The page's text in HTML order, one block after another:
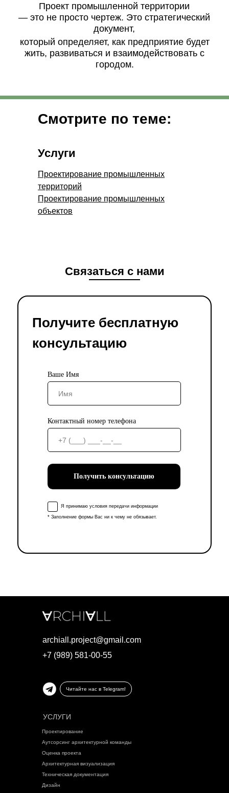
Проектирование промышленных
территорий
Проектирование промышленных
объектов
Смотрите по теме:
Услуги
Связаться с нами
Получите бесплатную
консультацию
Ваше Имя
Контактный номер телефона
Получить консультацию
Я принимаю условия передачи информации
* Заполнение формы Вас ни к чему не обязывает.
archiall.project@gmail.com
УСЛУГИ
Проектирование
Аутсорсинг архитектурной команды
Оценка проекта
Архитектурная визуализация
Техническая документация
Дизайн
+7 (989) 581-00-55
Читайте нас в Telegram!